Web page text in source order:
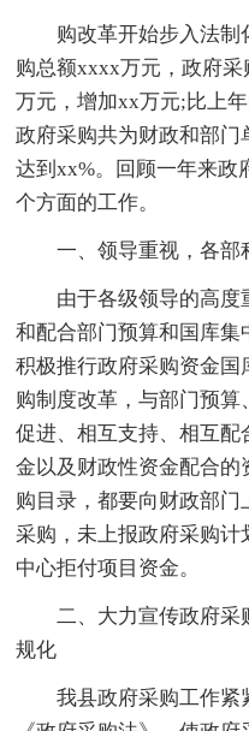
购改革开始步入法
购总额xxxx万元，政府
万元，增加xx万元;比上
政府采购共为财政和部
达到xx%。回顾一年来政
个方面的工作。
一、领导重视，各部
由于各级领导的高
和配合部门预算和国库
积极推行政府采购资金
购制度改革，与部门预
促进、相互支持、相互
金以及财政性资金配合
购目录，都要向财政部
采购，未上报政府采购
中心拒付项目资金。
二、大力宣传政府采
规化
我县政府采购工作紧